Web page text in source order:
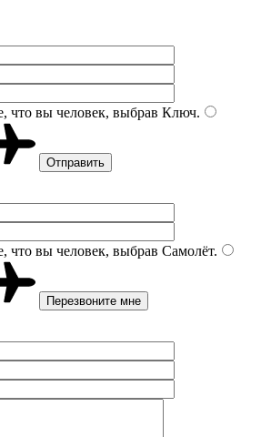
что вы человек, выбрав Ключ.
что вы человек, выбрав Самолёт.